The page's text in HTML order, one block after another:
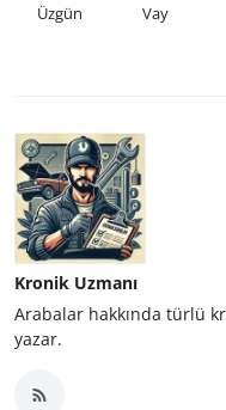
Üzgün Vay
Kronik Uzmanı
Arabalar hakkında türlü
yazar.